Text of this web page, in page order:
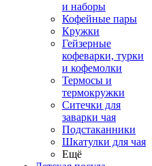
и наборы
Кофейные пары
Кружки
Гейзерные
кофеварки, турки
и кофемолки
Термосы и
термокружки
Ситечки для
заварки чая
Подстаканники
Шкатулки для чая
Ещё